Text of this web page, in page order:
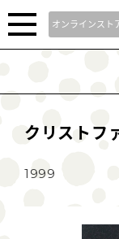
オンラインスト
クリストフ
1999